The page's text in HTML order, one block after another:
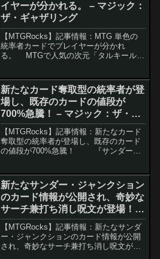
イヤーが分かれる。 – マジック：
ザ・ギャザリング
【MTGRocks】記事情報：MTG 単色の
統率者カードでプレイヤーが分かれ
る。 MTGで人気の次元「タルキール」
で盛り上がる一方、統率者デッキに三色
カード（伝説以...
新たなカード奪取型の統率者が登
場し、既存のカードの値段が
700%急騰！ – マジック：ザ・ギ
ャザリング
【MTGRocks】記事情報：新たなカード
奪取型の統率者が登場し、既存のカード
の値段が700%急騰！ 『サンダー・
ッキを手に入れています。これらのデッ
キ...
新たなサンダー・ジャンクション
のカード情報が公開され、奇妙な
サーチ兼打ち消し呪文が登場！ –
マジック：ザ・ギャザリング
【MTGRocks】記事情報：新たなサンダ
ー・ジャンクションのカード情報が公開
され、奇妙なサーチ兼打ち消し呪文が登